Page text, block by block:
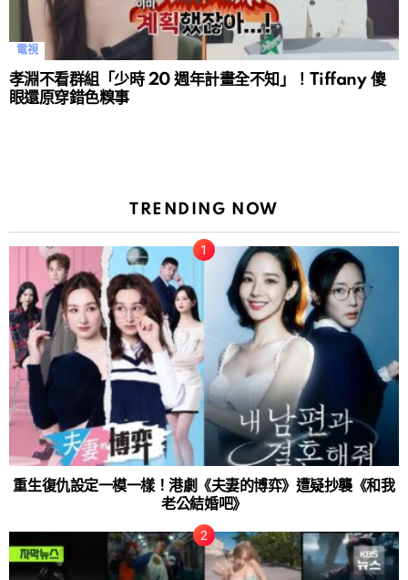
電視
孝淵不看群組「少時 20 週年計畫全不知」！Tiffany 傻
眼還原穿錯色糗事
TRENDING NOW
重生復仇設定一模一樣！港劇《夫妻的博弈》遭疑抄襲《和我
老公結婚吧》